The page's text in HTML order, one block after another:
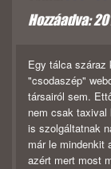
Hozzáadva:
Egy tálca száraz
"csodaszép"
társairól sem.
nem csak taxival
is szolgáltatnak
már le mindenkit
azért mert most